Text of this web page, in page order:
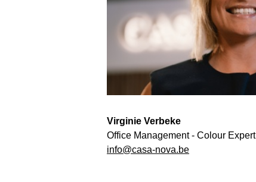
Virginie Verbeke
Office Management - Colour Expert
info@casa-nova.be